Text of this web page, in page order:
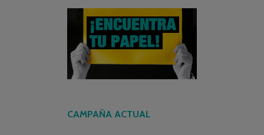
CAMPAÑA ACTUAL